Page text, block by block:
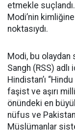
etmekle
Modi’nin
noktasıydı.
Modi, bu olaydan
Sangh (RSS) adlı
Hindistan’ı
faşist ve aşırı
önündeki en
nüfus ve
Müslümanlar